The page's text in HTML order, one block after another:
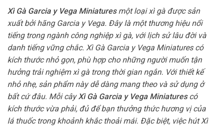
Xì Gà Garcia y Vega Miniatures một loại xì gà được sản
xuất bởi hãng Garcia y Vega. Đây là một thương hiệu nổi
tiếng trong ngành công nghiệp xì gà, với lịch sử lâu đời và
danh tiếng vững chắc. Xì Gà Garcia y Vega Miniatures có
kích thước nhỏ gọn, phù hợp cho những người muốn tận
hưởng trải nghiệm xì gà trong thời gian ngắn. Với thiết kế
nhỏ nhẹ, sản phẩm này dễ dàng mang theo và sử dụng ở
bất cứ đâu. Mỗi câyXì Gà Garcia y Vega Miniaturescó
kích thước vừa phải, đủ để bạn thưởng thức hương vị của
lá thuốc trong khoảnh khắc thoải mái. Đặc biệt, việc hút Xì